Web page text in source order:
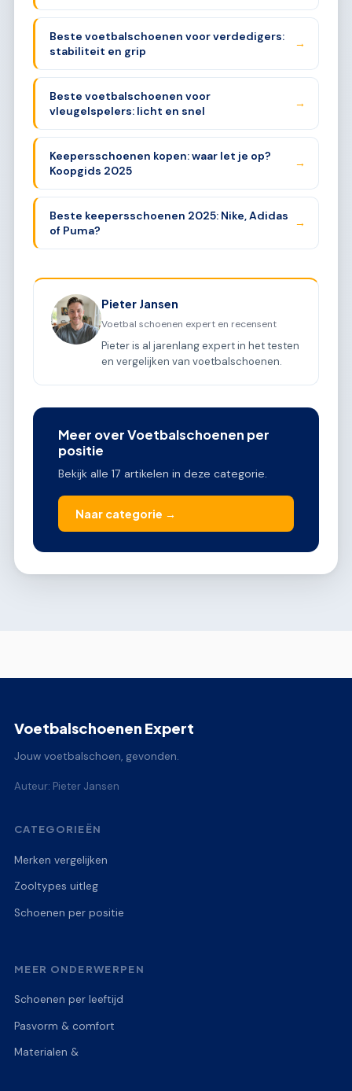
Beste voetbalschoenen voor verdedigers:
stabiliteit en grip
→
Beste voetbalschoenen voor
vleugelspelers: licht en snel
→
Keepersschoenen kopen: waar let je op?
Koopgids 2025
→
Beste keepersschoenen 2025: Nike, Adidas
of Puma?
→
Pieter Jansen
Voetbal schoenen expert en recensent
Pieter is al jarenlang expert in het testen
en vergelijken van voetbalschoenen.
Meer over Voetbalschoenen per
positie
Bekijk alle 17 artikelen in deze categorie.
Naar categorie →
Voetbalschoenen Expert
Jouw voetbalschoen, gevonden.
Auteur: Pieter Jansen
CATEGORIEËN
Merken vergelijken
Zooltypes uitleg
Schoenen per positie
MEER ONDERWERPEN
Schoenen per leeftijd
Pasvorm & comfort
Materialen &